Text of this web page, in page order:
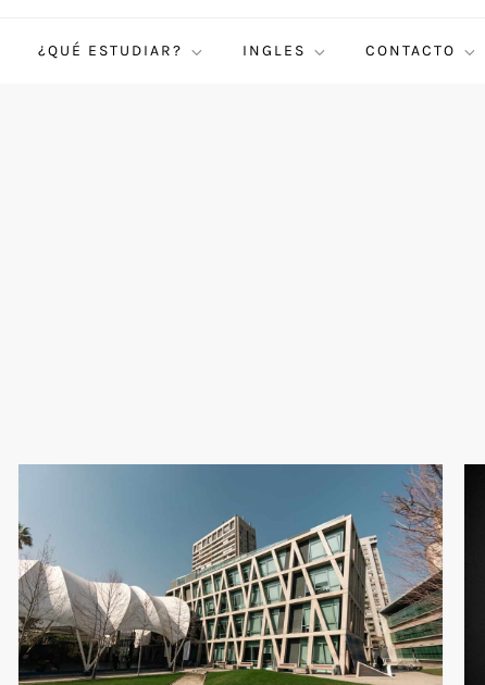
¿QUÉ ESTUDIAR? INGLES CONTACTO